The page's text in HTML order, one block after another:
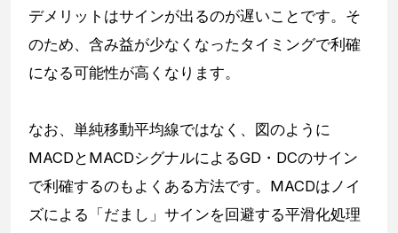
デメリットはサインが出るのが遅いことです。そ
のため、含み益が少なくなったタイミングで利確
になる可能性が高くなります。
なお、単純移動平均線ではなく、図のように
MACDとMACDシグナルによるGD・DCのサイン
で利確するのもよくある方法です。MACDはノイ
ズによる「だまし」サインを回避する平滑化処理